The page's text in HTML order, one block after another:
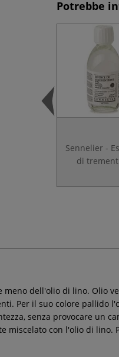
Potrebbe
Sennelier -
di
dell'olio di lino. Olio
Per il suo colore pallido
senza provocare un
miscelato con l'olio di lino.